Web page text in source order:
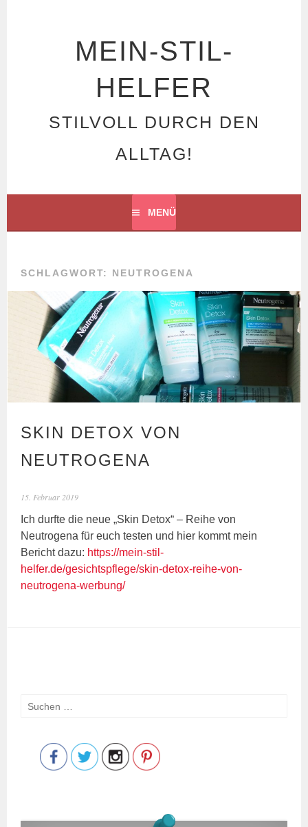
MEIN-STIL-
HELFER
STILVOLL DURCH DEN
ALLTAG!
MENÜ
SCHLAGWORT: NEUTROGENA
SKIN DETOX VON
NEUTROGENA
15. Februar 2019
Ich durfte die neue „Skin Detox“ – Reihe von
Neutrogena für euch testen und hier kommt mein
Bericht dazu: https://mein-stil-
helfer.de/gesichtspflege/skin-detox-reihe-von-
neutrogena-werbung/
Suchen